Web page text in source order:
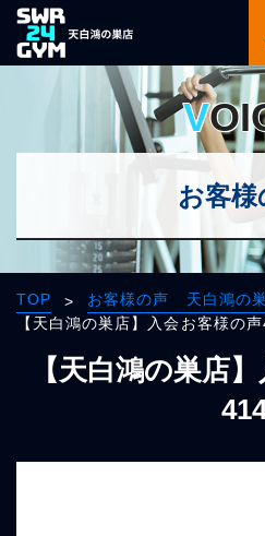
お客様
TOP > お客様の声 天白鴻の
【天白鴻の巣店】入会お客様の
【天白鴻の巣店